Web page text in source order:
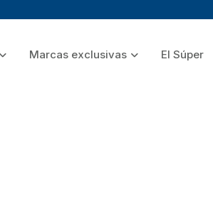
Marcas exclusivas El Súper